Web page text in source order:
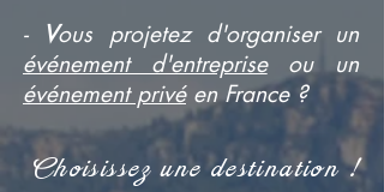
- Vous projetez d'organiser un
événement d'entrepriseou un
événement privéen France ?
Choisissez une destination !